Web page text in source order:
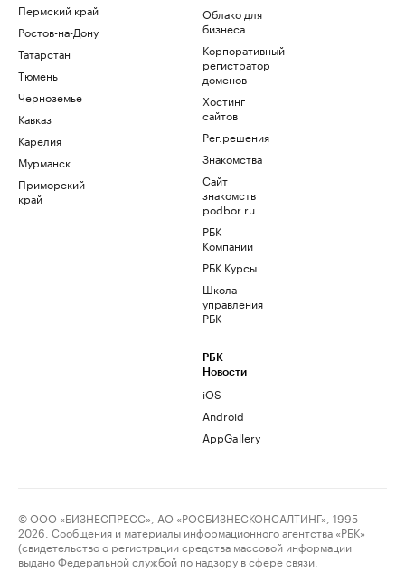
Пермский край
Ростов-на-Дону
Татарстан
Тюмень
Черноземье
Кавказ
Карелия
Мурманск
Приморский
край
Облако для
бизнеса
Корпоративный
регистратор
доменов
Хостинг
сайтов
Рег.решения
Знакомства
Сайт
знакомств
podbor.ru
РБК
Компании
РБК Курсы
Школа
управления
РБК
РБК
Новости
iOS
Android
AppGallery
© ООО «БИЗНЕСПРЕСС», АО «РОСБИЗНЕСКОНСАЛТИНГ», 1995–
2026. Сообщения и материалы информационного агентства «РБК»
(свидетельство о регистрации средства массовой информации
выдано Федеральной службой по надзору в сфере связи,